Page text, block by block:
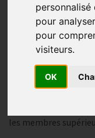
pour
pour
visiteurs.
OK
Actualité 2026
29/10/2018
Dans la
les membres